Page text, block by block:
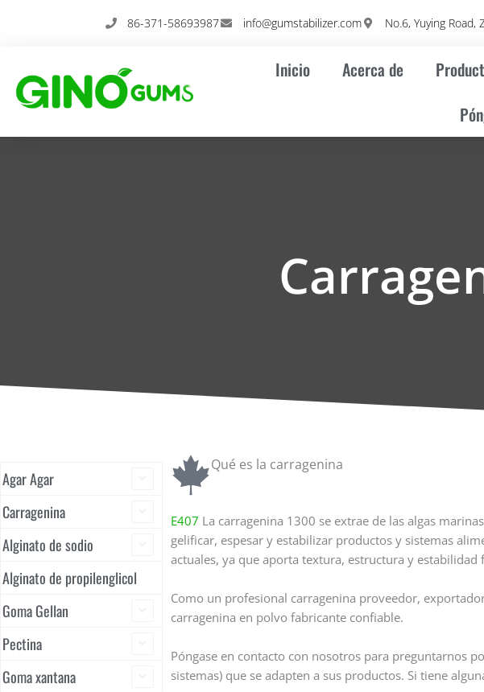
86-371-58693987 info@gumstabilizer.com No.6, Yuying Road,
Inicio Acerca de
Agar Agar
Carragenina
Alginato de sodio
Alginato de propilenglicol
Goma Gellan
Pectina
Goma xantana
Qué es la carragenina
E407 La carragenina 1300 se extrae de las algas
gelificar, espesar y estabilizar productos y sistemas
actuales, ya que aporta textura, estructura y
Como un profesional carragenina proveedor,
carragenina en polvo fabricante confiable.
Póngase en contacto con nosotros para preguntarnos
sistemas) que se adapten a sus productos. Si tiene